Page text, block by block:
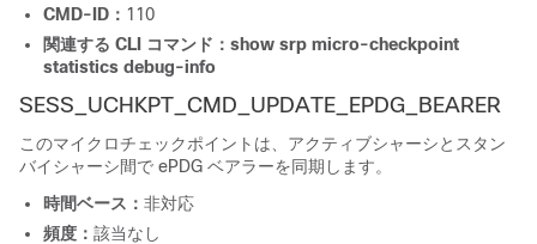
CMD-ID： 110
関連する CLI コマンド： show srp micro-checkpoint
statistics debug-info
SESS_UCHKPT_CMD_UPDATE_EPDG_BEARER
このマイクロチェックポイントは、アクティブシャーシとスタン
バイシャーシ間で ePDG ベアラーを同期します。
時間ベース： 非対応
頻度： 該当なし